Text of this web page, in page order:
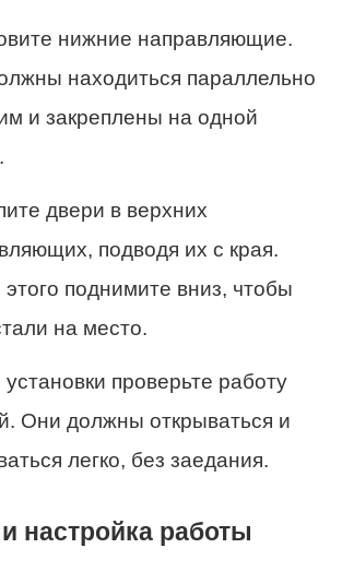
нижние направляющие.
находиться параллельно
и закреплены на одной
двери в верхних
подводя их с края.
поднимите вниз, чтобы
на место.
проверьте работу
Они должны открываться и
легко, без заедания.
настройка работы